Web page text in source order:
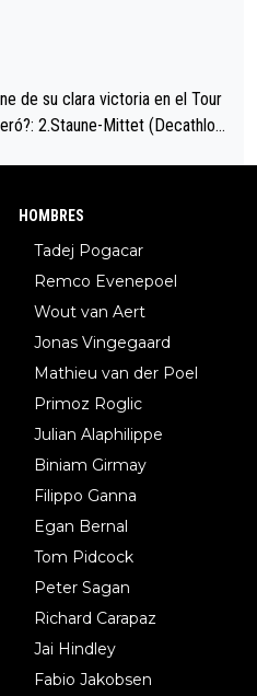
de su clara victoria en el Tour
2.Staune-Mittet (Decathlon,
HOMBRES
Tadej Pogacar
Remco Evenepoel
Wout van Aert
Jonas Vingegaard
Mathieu van der Poel
Primoz Roglic
Julian Alaphilippe
Biniam Girmay
Filippo Ganna
Egan Bernal
Tom Pidcock
Peter Sagan
Richard Carapaz
Jai Hindley
Fabio Jakobsen